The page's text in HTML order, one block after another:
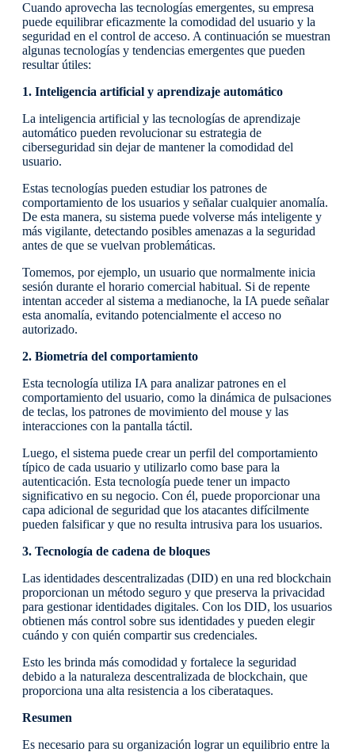
Cuando aprovecha las tecnologías emergentes, su empresa
puede equilibrar eficazmente la comodidad del usuario y la
seguridad en el control de acceso. A continuación se muestran
algunas tecnologías y tendencias emergentes que pueden
resultar útiles:
1. Inteligencia artificial y aprendizaje automático
La inteligencia artificial y las tecnologías de aprendizaje
automático pueden revolucionar su estrategia de
ciberseguridad sin dejar de mantener la comodidad del
usuario.
Estas tecnologías pueden estudiar los patrones de
comportamiento de los usuarios y señalar cualquier anomalía.
De esta manera, su sistema puede volverse más inteligente y
más vigilante, detectando posibles amenazas a la seguridad
antes de que se vuelvan problemáticas.
Tomemos, por ejemplo, un usuario que normalmente inicia
sesión durante el horario comercial habitual. Si de repente
intentan acceder al sistema a medianoche, la IA puede señalar
esta anomalía, evitando potencialmente el acceso no
autorizado.
2. Biometría del comportamiento
Esta tecnología utiliza IA para analizar patrones en el
comportamiento del usuario, como la dinámica de pulsaciones
de teclas, los patrones de movimiento del mouse y las
interacciones con la pantalla táctil.
Luego, el sistema puede crear un perfil del comportamiento
típico de cada usuario y utilizarlo como base para la
autenticación. Esta tecnología puede tener un impacto
significativo en su negocio. Con él, puede proporcionar una
capa adicional de seguridad que los atacantes difícilmente
pueden falsificar y que no resulta intrusiva para los usuarios.
3. Tecnología de cadena de bloques
Las identidades descentralizadas (DID) en una red blockchain
proporcionan un método seguro y que preserva la privacidad
para gestionar identidades digitales. Con los DID, los usuarios
obtienen más control sobre sus identidades y pueden elegir
cuándo y con quién compartir sus credenciales.
Esto les brinda más comodidad y fortalece la seguridad
debido a la naturaleza descentralizada de blockchain, que
proporciona una alta resistencia a los ciberataques.
Resumen
Es necesario para su organización lograr un equilibrio entre la